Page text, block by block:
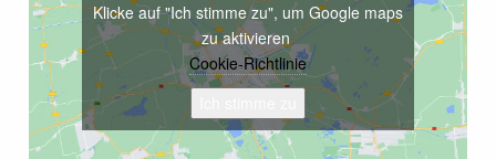
Klicke auf "Ich stimme zu", um Google maps
zu aktivieren
Cookie-Richtlinie